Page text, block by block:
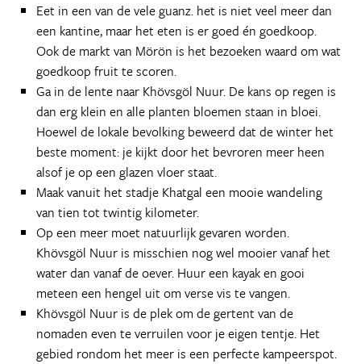
Eet in een van de vele guanz. het is niet veel meer dan
een kantine, maar het eten is er goed én goedkoop.
Ook de markt van Mörön is het bezoeken waard om wat
goedkoop fruit te scoren.
Ga in de lente naar Khövsgöl Nuur. De kans op regen is
dan erg klein en alle planten bloemen staan in bloei.
Hoewel de lokale bevolking beweerd dat de winter het
beste moment: je kijkt door het bevroren meer heen
alsof je op een glazen vloer staat.
Maak vanuit het stadje Khatgal een mooie wandeling
van tien tot twintig kilometer.
Op een meer moet natuurlijk gevaren worden.
Khövsgöl Nuur is misschien nog wel mooier vanaf het
water dan vanaf de oever. Huur een kayak en gooi
meteen een hengel uit om verse vis te vangen.
Khövsgöl Nuur is de plek om de gertent van de
nomaden even te verruilen voor je eigen tentje. Het
gebied rondom het meer is een perfecte kampeerspot.